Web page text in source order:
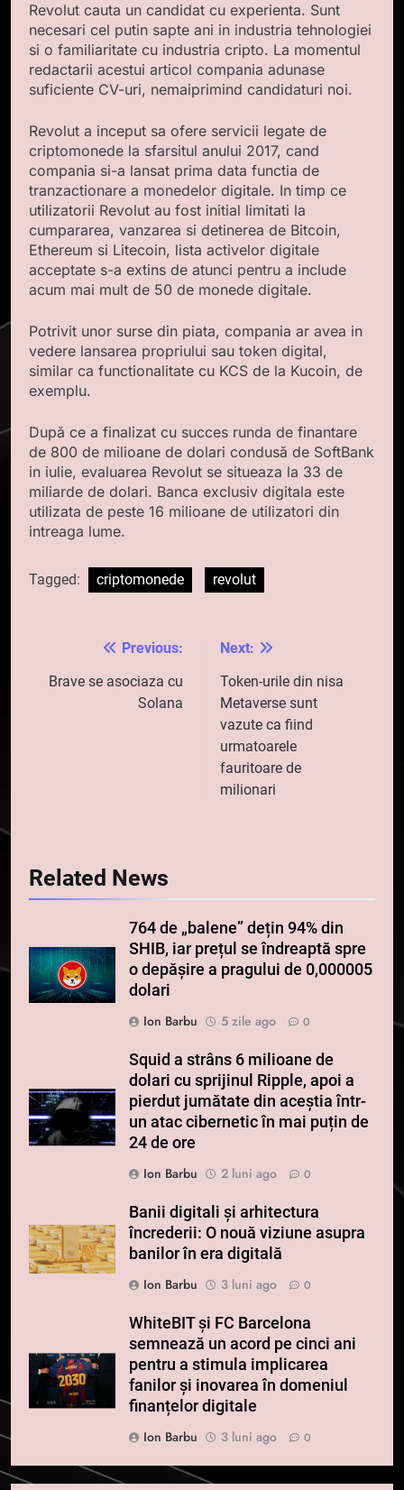
Revolut cauta un candidat cu experienta. Sunt
necesari cel putin sapte ani in industria tehnologiei
si o familiaritate cu industria cripto. La momentul
redactarii acestui articol compania adunase
suficiente CV-uri, nemaiprimind candidaturi noi.
Revolut a inceput sa ofere servicii legate de
criptomonede la sfarsitul anului 2017, cand
compania si-a lansat prima data functia de
tranzactionare a monedelor digitale. In timp ce
utilizatorii Revolut au fost initial limitati la
cumpararea, vanzarea si detinerea de Bitcoin,
Ethereum si Litecoin, lista activelor digitale
acceptate s-a extins de atunci pentru a include
acum mai mult de 50 de monede digitale.
Potrivit unor surse din piata, compania ar avea in
vedere lansarea propriului sau token digital,
similar ca functionalitate cu KCS de la Kucoin, de
exemplu.
După ce a finalizat cu succes runda de finantare
de 800 de milioane de dolari condusă de SoftBank
in iulie, evaluarea Revolut se situeaza la 33 de
miliarde de dolari. Banca exclusiv digitala este
utilizata de peste 16 milioane de utilizatori din
intreaga lume.
Tagged: criptomonede revolut
Navigare
în
Previous:
Brave se asociaza cu
Solana
Next:
Token-urile din nisa
Metaverse sunt
vazute ca fiind
urmatoarele
fauritoare de
milionari
Related News
764 de „balene” dețin 94% din
SHIB, iar prețul se îndreaptă spre
o depășire a pragului de 0,000005
dolari
Ion Barbu
5 zile ago 0
Squid a strâns 6 milioane de
dolari cu sprijinul Ripple, apoi a
pierdut jumătate din aceștia într-
un atac cibernetic în mai puțin de
24 de ore
Ion Barbu
2 luni ago 0
Banii digitali și arhitectura
încrederii: O nouă viziune asupra
banilor în era digitală
Ion Barbu
3 luni ago 0
WhiteBIT și FC Barcelona
semnează un acord pe cinci ani
pentru a stimula implicarea
fanilor și inovarea în domeniul
finanțelor digitale
Ion Barbu
3 luni ago 0